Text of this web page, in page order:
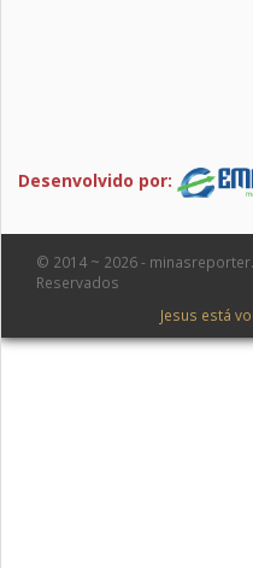
Desenvolvido por:
© 2014 ~ 2026 -
Reservados
Jesus está